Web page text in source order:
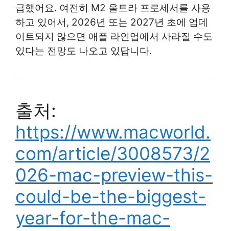
급했어요. 여전히 M2 울트라 프로세서를 사용
하고 있어서, 2026년 또는 2027년 초에 업데
이트되지 않으면 애플 라인업에서 사라질 수도
있다는 전망도 나오고 있답니다.
출처:
https://www.macworld.
com/article/3008573/2
026-mac-preview-this-
could-be-the-biggest-
year-for-the-mac-